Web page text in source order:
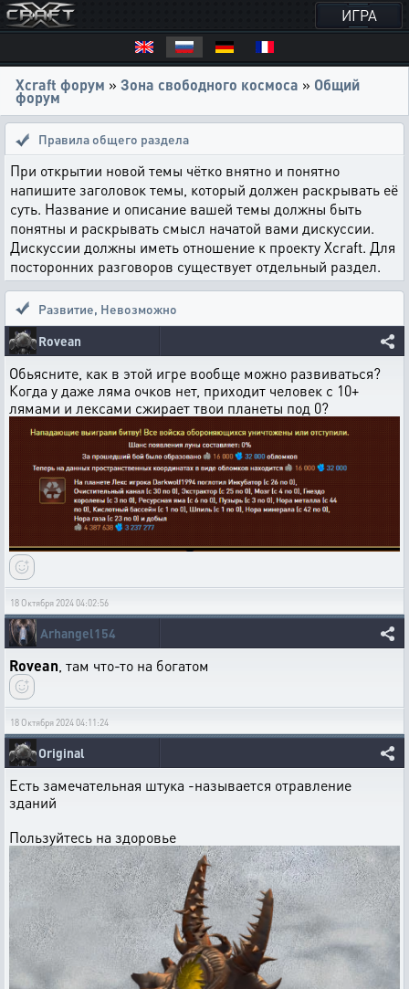
ИГРА
Xcraft форум » Зона свободного космоса » Общий
форум
Правила общего раздела
При открытии новой темы чётко внятно и понятно
напишите заголовок темы, который должен раскрывать её
суть. Название и описание вашей темы должны быть
понятны и раскрывать смысл начатой вами дискуссии.
Дискуссии должны иметь отношение к проекту Xcraft. Для
посторонних разговоров существует отдельный раздел.
Развитие, Невозможно
Rovean
Обьясните, как в этой игре вообще можно развиваться?
Когда у даже ляма очков нет, приходит человек с 10+
лямами и лексами сжирает твои планеты под 0?
18 Октября 2024 04:02:56
Arhangel154
Rovean , там что-то на богатом
18 Октября 2024 04:11:24
Original
Есть замечательная штука -называется отравление
зданий
Пользуйтесь на здоровье